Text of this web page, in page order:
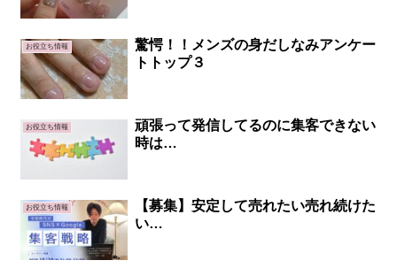
お役立ち情報
驚愕！！メンズの身だしなみアンケー
トトップ３
お役立ち情報
頑張って発信してるのに集客できない
時は…
お役立ち情報
【募集】安定して売れたい売れ続けた
い…